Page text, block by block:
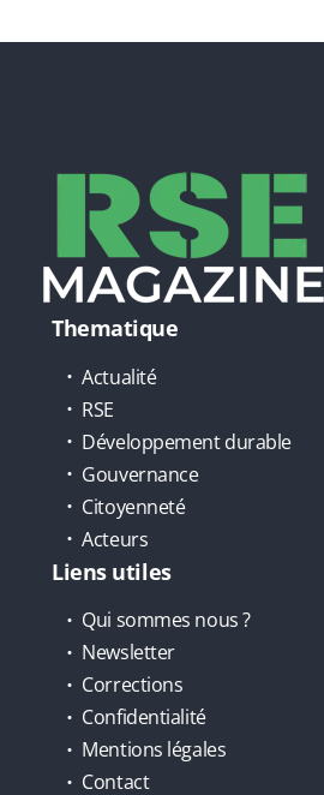
Thematique
Actualité
RSE
Développement durable
Gouvernance
Citoyenneté
Acteurs
Liens utiles
Qui sommes nous ?
Newsletter
Corrections
Confidentialité
Mentions légales
Contact